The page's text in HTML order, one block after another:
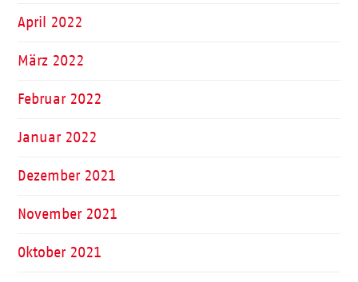
April 2022
März 2022
Februar 2022
Januar 2022
Dezember 2021
November 2021
Oktober 2021